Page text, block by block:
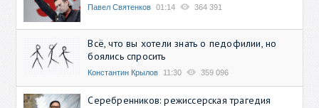
Павел Святенков 01:14 364 391
Всё, что вы хотели знать о педофилии, но
боялись спросить
Константин Крылов 11:30 359 096
Серебренников: режиссерская трагедия